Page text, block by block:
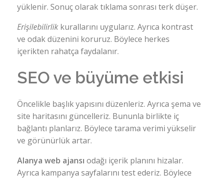
yüklenir. Sonuç olarak tıklama sonrası terk düşer.
Erişilebilirlik kurallarını uygularız. Ayrıca kontrast
ve odak düzenini koruruz. Böylece herkes
içerikten rahatça faydalanır.
SEO ve büyüme etkisi
Öncelikle başlık yapısını düzenleriz. Ayrıca şema ve
site haritasını güncelleriz. Bununla birlikte iç
bağlantı planlarız. Böylece tarama verimi yükselir
ve görünürlük artar.
Alanya web ajansı odağı içerik planını hizalar.
Ayrıca kampanya sayfalarını test ederiz. Böylece